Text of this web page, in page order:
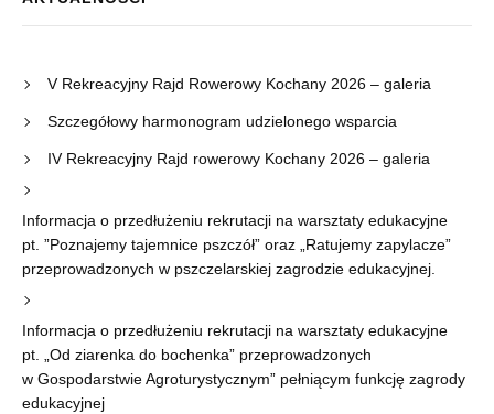
V Rekreacyjny Rajd Rowerowy Kochany 2026 – galeria
Szczegółowy harmonogram udzielonego wsparcia
IV Rekreacyjny Rajd rowerowy Kochany 2026 – galeria
Informacja o przedłużeniu rekrutacji na warsztaty edukacyjne
pt. ”Poznajemy tajemnice pszczół” oraz „Ratujemy zapylacze”
przeprowadzonych w pszczelarskiej zagrodzie edukacyjnej.
Informacja o przedłużeniu rekrutacji na warsztaty edukacyjne
pt. „Od ziarenka do bochenka” przeprowadzonych
w Gospodarstwie Agroturystycznym” pełniącym funkcję zagrody
edukacyjnej